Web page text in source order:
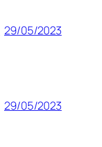
29/05/2023
29/05/2023